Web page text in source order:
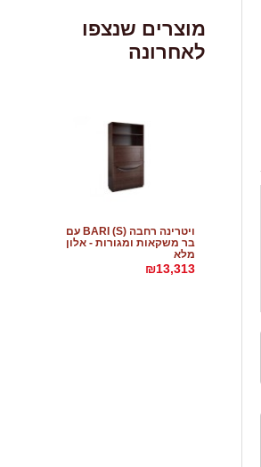
מוצרים שנצפו
לאחרונה
ויטרינה רחבה BARI (S) עם
בר משקאות ומגורות - אלון
מלא
₪13,313